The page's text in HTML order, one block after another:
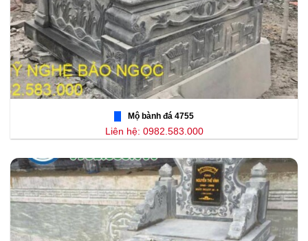
Mộ bành đá 4755
Liên hệ: 0982.583.000